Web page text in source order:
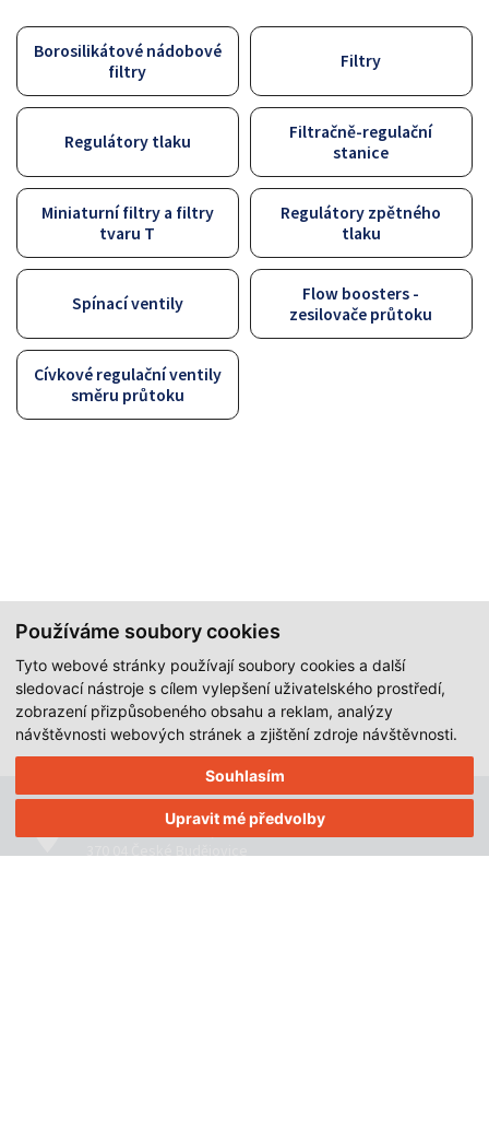
Používáme soubory cookies
Tyto webové stránky používají soubory cookies a další
sledovací nástroje s cílem vylepšení uživatelského prostředí,
zobrazení přizpůsobeného obsahu a reklam, analýzy
návštěvnosti webových stránek a zjištění zdroje návštěvnosti.
Souhlasím
Upravit mé předvolby
Borosilikátové nádobové
filtry
Filtry
Regulátory tlaku
Filtračně-regulační
stanice
Miniaturní filtry a filtry
tvaru T
Regulátory zpětného
tlaku
Spínací ventily
Flow boosters -
zesilovače průtoku
Cívkové regulační ventily
směru průtoku
IMAHA spol. s r.o.
Staroměstská 1504/1